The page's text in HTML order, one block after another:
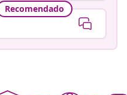
Recomendado